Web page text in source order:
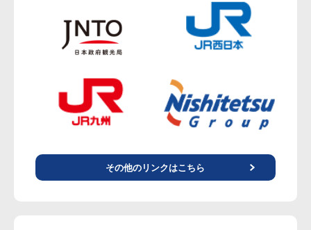
その他のリンクはこちら